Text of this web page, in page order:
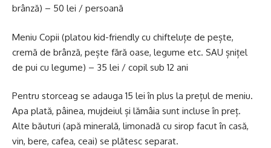
brânză) – 50 lei / persoană
Meniu Copii (platou kid-friendly cu chifteluțe de pește,
cremă de brânză, pește fără oase, legume etc. SAU șnițel
de pui cu legume) – 35 lei / copil sub 12 ani
Pentru storceag se adauga 15 lei în plus la prețul de meniu.
Apa plată, pâinea, mujdeiul și lămâia sunt incluse în preț.
Alte băuturi (apă minerală, limonadă cu sirop facut în casă,
vin, bere, cafea, ceai) se plătesc separat.